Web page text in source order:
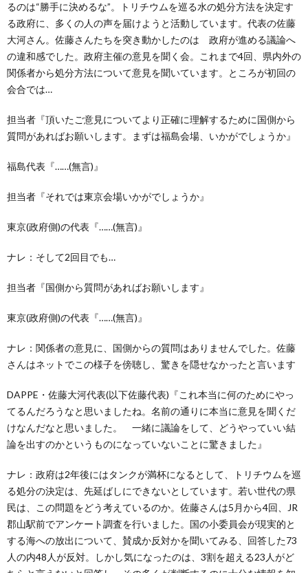
るのは“勝手に決めるな”。トリチウムを巡る水の処分方法を決定す
る政府に、多くの人の声を届けようと活動しています。代表の佐藤
大河さん。佐藤さんたちを突き動かしたのは 政府が進める議論へ
の違和感でした。政府主催の意見を聞く会。これまで4回、県内外の
関係者から処分方法について意見を聞いています。ところが初回の
会合では…
担当者『頂いたご意見についてより正確に理解するために国側から
質問があればお願いします。まずは福島会場、いかがでしょうか』
福島代表『……(無言)』
担当者『それでは東京会場いかがでしょうか』
東京(政府側)の代表『……(無言)』
ナレ：そして2回目でも…
担当者『国側から質問があればお願いします』
東京(政府側)の代表『……(無言)』
ナレ：関係者の意見に、国側からの質問はありませんでした。佐藤
さんはネットでこの様子を傍聴し、驚きを隠せなかったと言います
DAPPE・佐藤大河代表(以下佐藤代表)『これ本当に何のためにやっ
てるんだろうなと思いましたね。名前の通りに本当に意見を聞くだ
けなんだなと思いました。 一緒に議論をして、どうやっていい結
論を出すのかというものになっていないことに驚きました』
ナレ：政府は2年後にはタンクが満杯になるとして、トリチウムを巡
る処分の決定は、先延ばしにできないとしています。若い世代の県
民は、この問題をどう考えているのか。佐藤さんは5月から4回、JR
郡山駅前でアンケート調査を行いました。国の小委員会が現実的と
する海への放出について、賛成か反対かを聞いてみる、回答した73
人の内48人が反対。しかし気になったのは、3割を超える23人がど